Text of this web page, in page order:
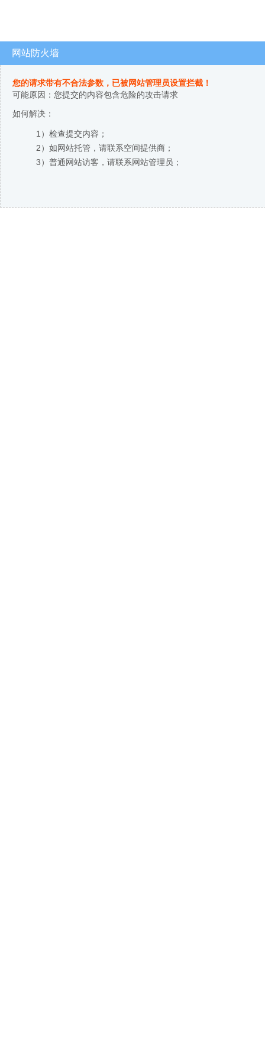
网站防火墙
您的请求带有不合法参数，已被网站管理员设置拦截！
可能原因：您提交的内容包含危险的攻击请求
如何解决：
1）检查提交内容；
2）如网站托管，请联系空间提供商；
3）普通网站访客，请联系网站管理员；